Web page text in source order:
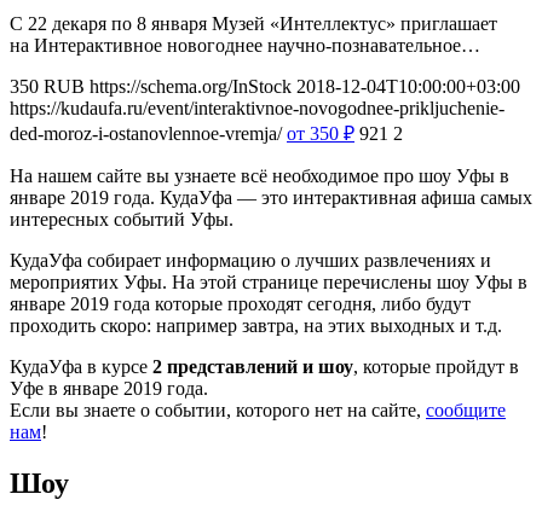
С 22 декаря по 8 января Музей «Интеллектус» приглашает
на Интерактивное новогоднее научно-познавательное…
350 RUB https://schema.org/InStock 2018-12-04T10:00:00+03:00
https://kudaufa.ru/event/interaktivnoe-novogodnee-prikljuchenie-
ded-moroz-i-ostanovlennoe-vremja/ от 350 ₽ 921 2
На нашем сайте вы узнаете всё необходимое про шоу Уфы в
январе 2019 года. КудаУфа — это интерактивная афиша самых
интересных событий Уфы.
КудаУфа собирает информацию о лучших развлечениях и
мероприятих Уфы. На этой странице перечислены шоу Уфы в
январе 2019 года которые проходят сегодня, либо будут
проходить скоро: например завтра, на этих выходных и т.д.
КудаУфа в курсе 2 представлений и шоу, которые пройдут в
Уфе в январе 2019 года.
Если вы знаете о событии, которого нет на сайте, сообщите
нам!
Шоу